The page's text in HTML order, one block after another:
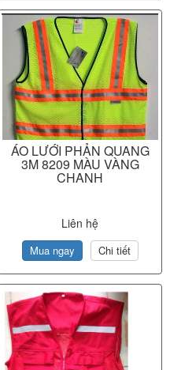
ÁO LƯỚI PHẢN QUANG
3M 8209 MÀU VÀNG
CHANH
Liên hệ
Mua ngay Chi tiết